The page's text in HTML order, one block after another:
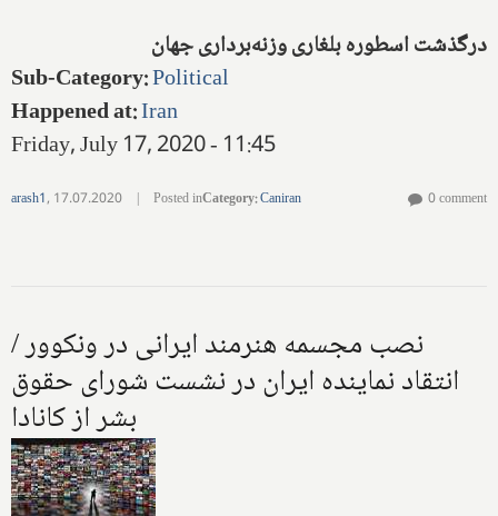
درگذشت اسطوره بلغاری وزنه‌برداری جهان
Sub-Category:Political
Happened at:Iran
Friday, July 17, 2020 - 11:45
arash1, 17.07.2020 | Posted inCategory:Caniran 0 comment
نصب مجسمه هنرمند ایرانی در ونکوور /
انتقاد نماینده ایران در نشست شورای حقوق
بشر از کانادا